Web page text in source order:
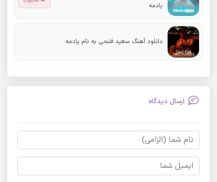
یادمه
دانلود آهنگ سعید فتحی به نام یادمه
ارسال دیدگاه